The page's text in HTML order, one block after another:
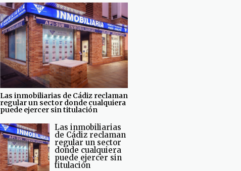
Las inmobiliarias de Cádiz reclaman
regular un sector donde cualquiera
puede ejercer sin titulación
Las inmobiliarias
de Cádiz reclaman
regular un sector
donde cualquiera
puede ejercer sin
titulación